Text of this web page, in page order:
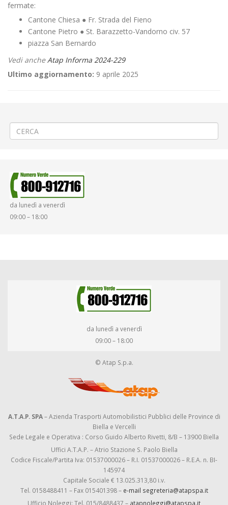
fermate:
Cantone Chiesa ● Fr. Strada del Fieno
Cantone Pietro ● St. Barazzetto-Vandorno civ. 57
piazza San Bernardo
Vedi ancheAtap Informa 2024-229
Ultimo aggiornamento: 9 aprile 2025
da lunedì a venerdì
09:00 – 18:00
da lunedì a venerdì
09:00 – 18:00
© Atap S.p.a.
A.T.A.P. SPA– Azienda Trasporti Automobilistici Pubblici delle Province di
Biella e Vercelli
Sede Legale e Operativa : Corso Guido Alberto Rivetti, 8/B – 13900 Biella
Uffici A.T.A.P. – Atrio Stazione S. Paolo Biella
Codice Fiscale/Partita Iva: 01537000026 – R.I. 01537000026 – R.E.A. n. BI-
145974
Capitale Sociale € 13.025.313,80 i.v.
Tel. 0158488411 – Fax 015401398 – e-mail segreteria@atapspa.it
Ufficio Noleggi: Tel. 015/8488437 – atapnoleggi@atapspa.it